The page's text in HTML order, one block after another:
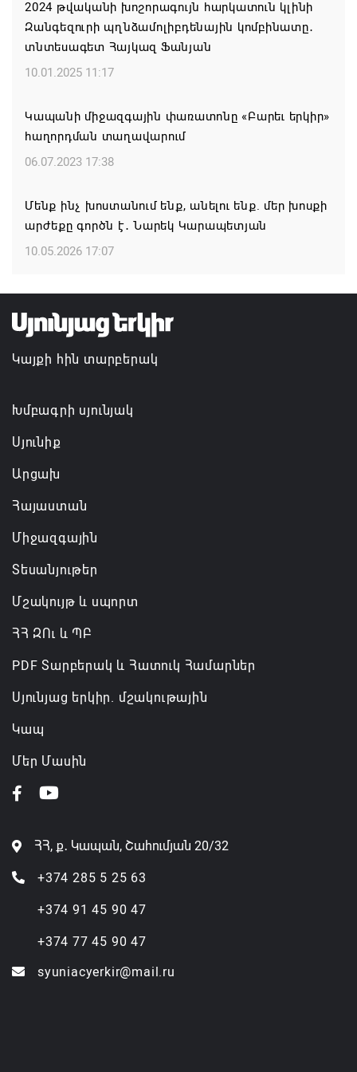
06.08.2026 12:05
Կապան քաղաքում ավարտին է հասցվել
համայնքապետարանի պատվիրատվությամբ
06.08.2026 11:58
Ինչո՞ւ է Հաջիևն ավելի վստահ, քան Փաշինյանը․
06.08.2026 11:57
«Հրապարակ». Մեղրին կարեւոր է` չի կարելի
06.08.2026 10:57
Իրավունք չունեն իրենց վիրավորվածությունը
ցույց տալ
2024 թվականի խոշորագույն հարկատուն կլինի
Զանգեզուրի պղնձամոլիբդենային կոմբինատը․
տնտեսագետ Հայկազ Ֆանյան
10.01.2025 11:17
Կապանի միջազգային փառատոնը «Բարեւ երկիր»
հաղորդման տաղավարում
06.07.2023 17:38
Մենք ինչ խոստանում ենք, անելու ենք. մեր խոսքի
արժեքը գործն է․ Նարեկ Կարապետյան
10.05.2026 17:07
Կայքի հին տարբերակ
Խմբագրի սյունյակ
Սյունիք
Արցախ
Հայաստան
Միջազգային
Տեսանյութեր
Մշակույթ և սպորտ
ՀՀ ԶՈւ և ՊԲ
PDF Տարբերակ և Հատուկ Համարներ
Սյունյաց երկիր. մշակութային
Կապ
Մեր Մասին
ՀՀ, ք․ Կապան, Շահումյան 20/32
+374 285 5 25 63
+374 91 45 90 47
+374 77 45 90 47
syuniacyerkir@mail.ru